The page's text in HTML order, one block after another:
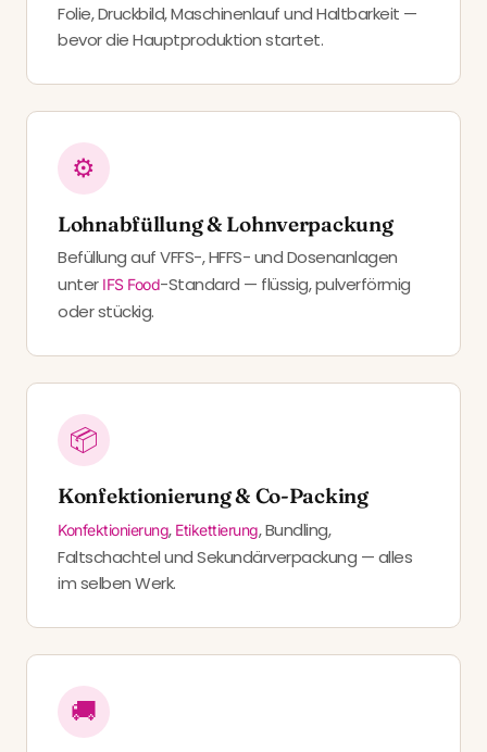
Folie, Druckbild, Maschinenlauf und Haltbarkeit —
bevor die Hauptproduktion startet.
⚙️
Lohnabfüllung & Lohnverpackung
Befüllung auf VFFS-, HFFS- und Dosenanlagen
unter IFS Food-Standard — flüssig, pulverförmig
oder stückig.
📦
Konfektionierung & Co-Packing
Konfektionierung, Etikettierung, Bundling,
Faltschachtel und Sekundärverpackung — alles
im selben Werk.
🚚